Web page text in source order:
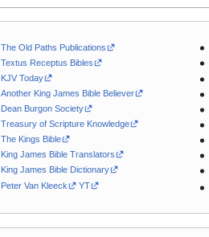
The Old Paths Publications
Textus Receptus Bibles
KJV Today
Another King James Bible Believer
Dean Burgon Society
Treasury of Scripture Knowledge
The Kings Bible
King James Bible Translators
King James Bible Dictionary
Peter Van Kleeck
YT